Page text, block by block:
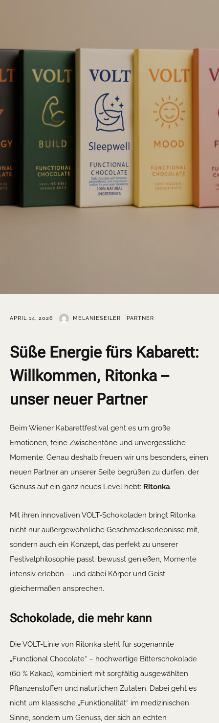
APRIL 14, 2026 MELANIESEILER PARTNER
Süße Energie fürs Kabarett:
Willkommen, Ritonka –
unser neuer Partner
Beim Wiener Kabarettfestival geht es um große
Emotionen, feine Zwischentöne und unvergessliche
Momente. Genau deshalb freuen wir uns besonders, einen
neuen Partner an unserer Seite begrüßen zu dürfen, der
Genuss auf ein ganz neues Level hebt: Ritonka.
Mit ihren innovativen VOLT-Schokoladen bringt Ritonka
nicht nur außergewöhnliche Geschmackserlebnisse mit,
sondern auch ein Konzept, das perfekt zu unserer
Festivalphilosophie passt: bewusst genießen, Momente
intensiv erleben – und dabei Körper und Geist
gleichermaßen ansprechen.
Schokolade, die mehr kann
Die VOLT-Linie von Ritonka steht für sogenannte
„Functional Chocolate“ – hochwertige Bitterschokolade
(60 % Kakao), kombiniert mit sorgfältig ausgewählten
Pflanzenstoffen und natürlichen Zutaten. Dabei geht es
nicht um klassische „Funktionalität“ im medizinischen
Sinne, sondern um Genuss, der sich an echten